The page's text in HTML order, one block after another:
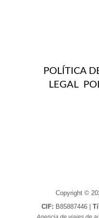
POLÍTICA
LEGAL
Copyright ©
CIF: B85887446 |